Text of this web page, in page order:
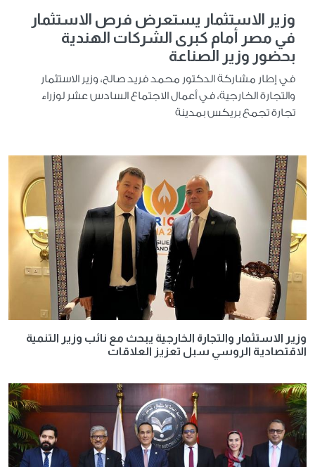
وزير الاستثمار يستعرض فرص الاستثمار
في مصر أمام كبرى الشركات الهندية
بحضور وزير الصناعة
في إطار مشاركة الدكتور محمد فريد صالح، وزير الاستثمار
والتجارة الخارجية، في أعمال الاجتماع السادس عشر لوزراء
تجارة تجمع بريكس بمدينة
وزير الاستثمار والتجارة الخارجية يبحث مع نائب وزير التنمية
الاقتصادية الروسي سبل تعزيز العلاقات